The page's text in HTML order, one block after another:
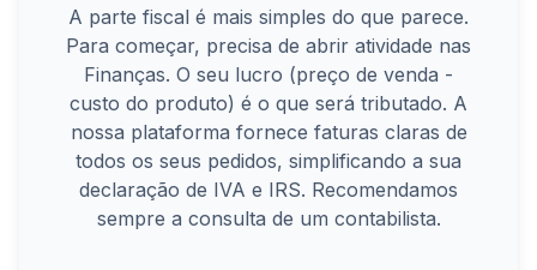
A parte fiscal é mais simples do que parece.
Para começar, precisa de abrir atividade nas
Finanças. O seu lucro (preço de venda -
custo do produto) é o que será tributado. A
nossa plataforma fornece faturas claras de
todos os seus pedidos, simplificando a sua
declaração de IVA e IRS. Recomendamos
sempre a consulta de um contabilista.